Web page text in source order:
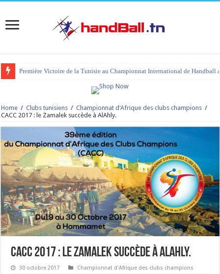
Première Victoire de la Tunisie au Championnat International de Handball
tournoi international Hammamet 2023 : programme et liste des joueurs
Home / Clubs tunisiens / Championnat d'Afrique des clubs champions /
CACC 2017 : le Zamalek succède à AlAhly.
CACC 2017 : le Zamalek succède à AlAhly.
30 octobre 2017 Championnat d'Afrique des clubs champions